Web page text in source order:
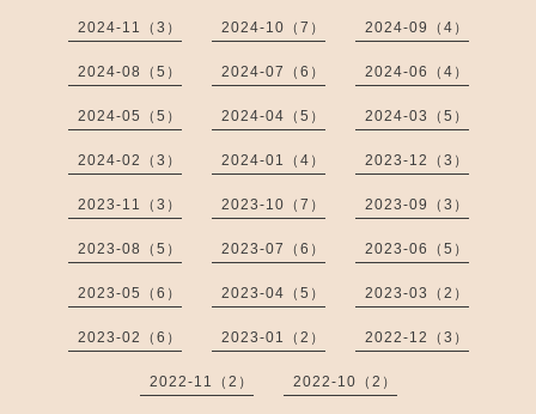
2024-11（3） 2024-10（7） 2024-09（4）
2024-08（5） 2024-07（6） 2024-06（4）
2024-05（5） 2024-04（5） 2024-03（5）
2024-02（3） 2024-01（4） 2023-12（3）
2023-11（3） 2023-10（7） 2023-09（3）
2023-08（5） 2023-07（6） 2023-06（5）
2023-05（6） 2023-04（5） 2023-03（2）
2023-02（6） 2023-01（2） 2022-12（3）
2022-11（2） 2022-10（2）